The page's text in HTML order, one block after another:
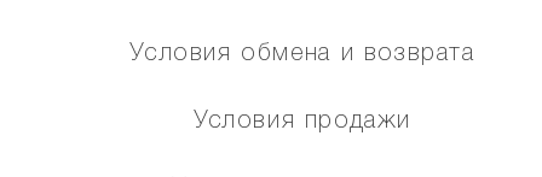
Условия обмена и возврата
Условия продажи